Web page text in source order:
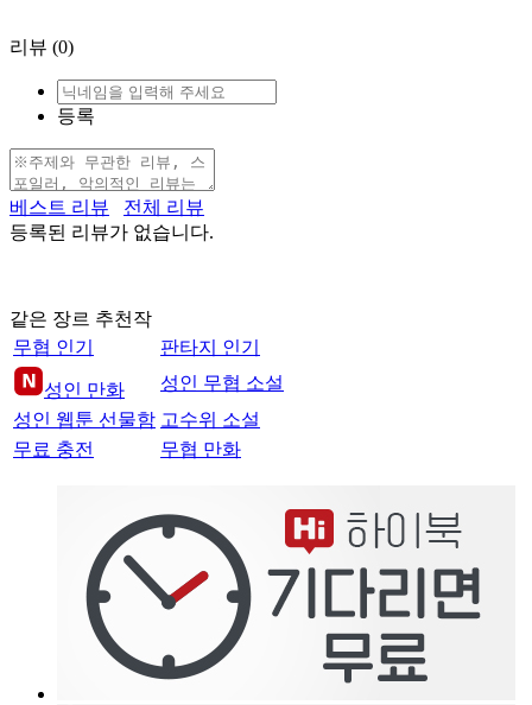
리뷰 (0)
등록
베스트 리뷰
전체 리뷰
등록된 리뷰가 없습니다.
같은 장르 추천작
무협 인기
판타지 인기
성인 만화
성인 무협 소설
성인 웹툰 선물함 고수위 소설
무료 충전
무협 만화